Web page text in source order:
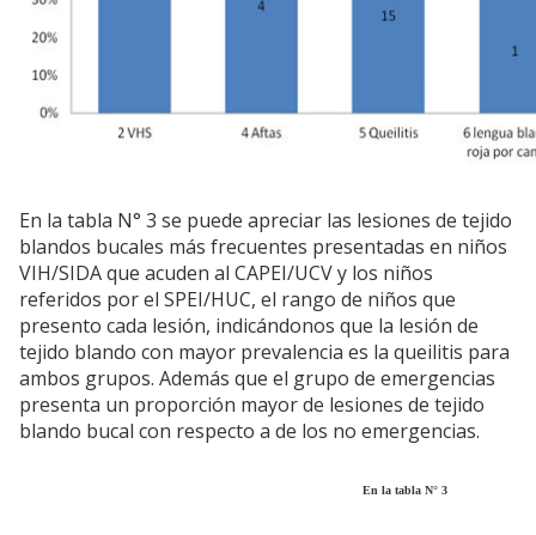
En la tabla N° 3 se puede apreciar las lesiones de tejido
blandos bucales más frecuentes presentadas en niños
VIH/SIDA que acuden al CAPEI/UCV y los niños
referidos por el SPEI/HUC, el rango de niños que
presento cada lesión, indicándonos que la lesión de
tejido blando con mayor prevalencia es la queilitis para
ambos grupos. Además que el grupo de emergencias
presenta un proporción mayor de lesiones de tejido
blando bucal con respecto a de los no emergencias.
En la tabla N° 3